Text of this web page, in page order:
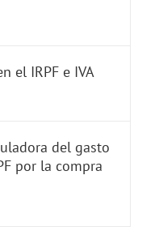
el IRPF e IVA
del gasto
por la compra